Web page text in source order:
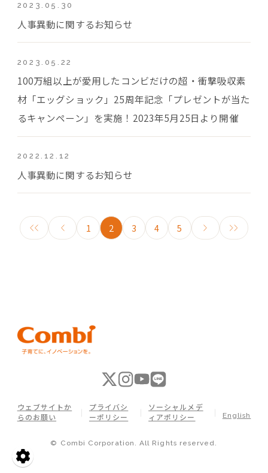
2023.05.30
人事異動に関するお知らせ
2023.05.22
100万組以上が愛用したコンビだけの超・衝撃吸収素
材「エッグショック」25周年記念「プレゼントが当た
るキャンペーン」を実施！2023年5月25日より開催
2022.12.12
人事異動に関するお知らせ
1 2 3 4 5
© Combi Corporation. All Rights reserved.
ウェブサイトか
らのお願い
プライバシ
ーポリシー
ソーシャルメデ
ィアポリシー
English